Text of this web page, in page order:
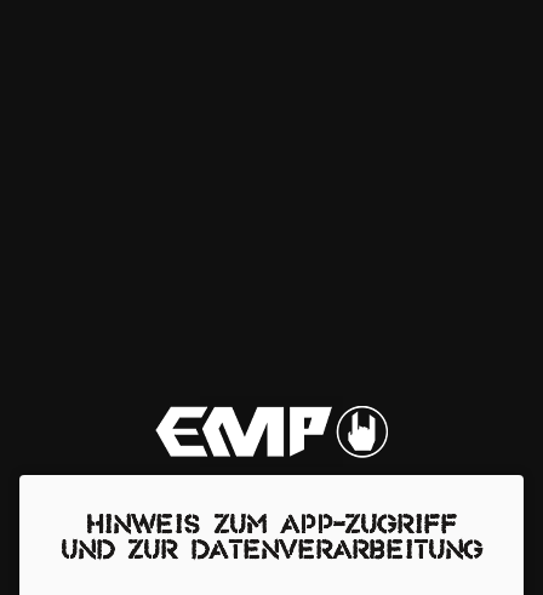
Hinweis zum App-Zugriff
und zur Datenverarbeitung